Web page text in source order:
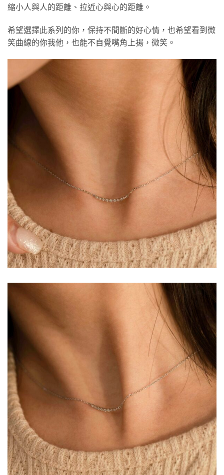
縮小人與人的距離、拉近心與心的距離。
希望選擇此系列的你，保持不間斷的好心情，也希望看到微
笑曲線的你我他，也能不自覺嘴角上揚，微笑。